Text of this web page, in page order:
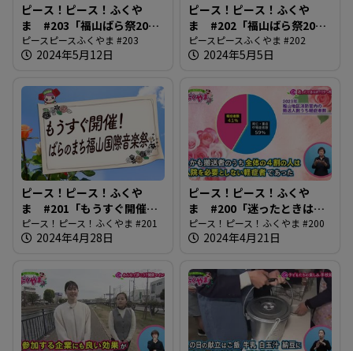
ピース！ピース！ふくや
ま #203「福山ばら祭2024
後編」
ピースピースふくやま #203
2024年5月12日
ピース！ピース！ふくや
ま #202「福山ばら祭2024
前編」
ピースピースふくやま #202
2024年5月5日
ピース！ピース！ふくや
ま #201「もうすぐ開催！
ばらのまち福山国際音楽
祭」
ピース！ピース！ふくやま #201
2024年4月28日
ピース！ピース！ふくや
ま #200「迷ったときは
#7119へ相談」
ピース！ピース！ふくやま #200
2024年4月21日